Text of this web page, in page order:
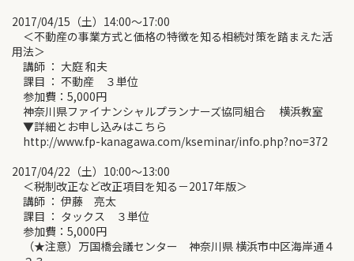
2017/04/15（土）14:00～17:00
＜不動産の事業方式と価格の特徴を知る相続対策を踏まえた活
用法＞
講師 ： 大庭 和夫
課目 ： 不動産 ３単位
参加費：5,000円
神奈川県ファイナンシャルプランナーズ協同組合 横浜教室
▼詳細とお申し込みはこちら
http://www.fp-kanagawa.com/kseminar/info.php?no=372
2017/04/22（土）10:00～13:00
＜税制改正など改正項目を知る－2017年版＞
講師 ： 伊藤 亮太
課目 ： タックス ３単位
参加費：5,000円
（★注意）万国橋会議センター 神奈川県 横浜市中区海岸通４